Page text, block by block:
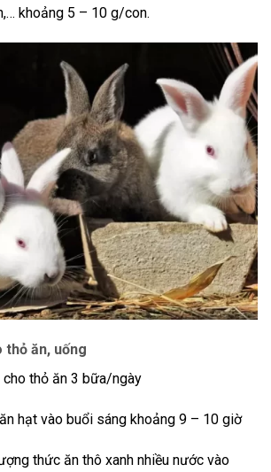
khoảng 5 – 10 g/con.
thỏ ăn, uống
cho thỏ ăn 3 bữa/ngày
hạt vào buổi sáng khoảng 9 – 10 giờ
thức ăn thô xanh nhiều nước vào